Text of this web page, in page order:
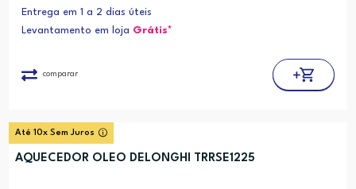
Entrega em 1 a 2 dias úteis
Levantamento em loja Grátis*
comparar
Até 10x Sem Juros
AQUECEDOR OLEO DELONGHI TRRSE1225